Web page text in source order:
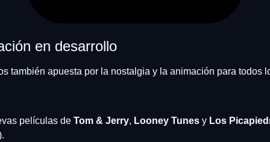
en desarrollo
también apuesta por la nostalgia y la animación para todos
películas de Tom & Jerry, Looney Tunes y Los